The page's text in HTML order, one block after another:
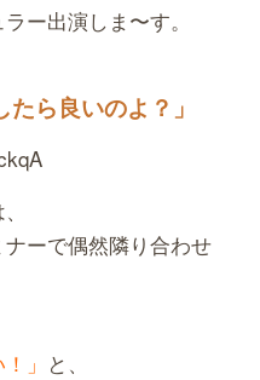
ー出演しま〜す。
たら良いのよ？」
ーで偶然隣り合わせ
」 と、